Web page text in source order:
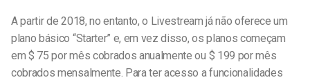
A partir de 2018, no entanto, o Livestream já não oferece um
plano básico “Starter” e, em vez disso, os planos começam
em $ 75 por mês cobrados anualmente ou $ 199 por mês
cobrados mensalmente. Para ter acesso a funcionalidades